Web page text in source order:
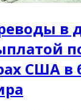
в
США в